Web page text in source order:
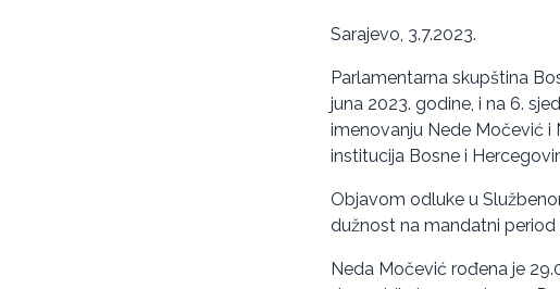
Sarajevo, 3.7.2023.
Parlamentarna skupština
juna 2023. godine, i na 6.
imenovanju Nede Močević i
institucija Bosne i
Objavom odluke u
dužnost na mandatni
Neda Močević rođena je